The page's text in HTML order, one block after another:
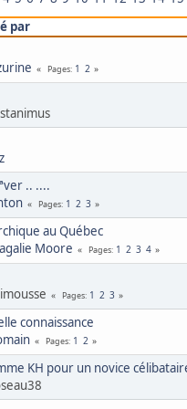
par
Pages 1 2
.. ....
Pages 1 2 3
au Québec
Moore Pages 1 2 3 4
Pages 1 2 3
connaissance
Pages 1 2
KH pour un novice